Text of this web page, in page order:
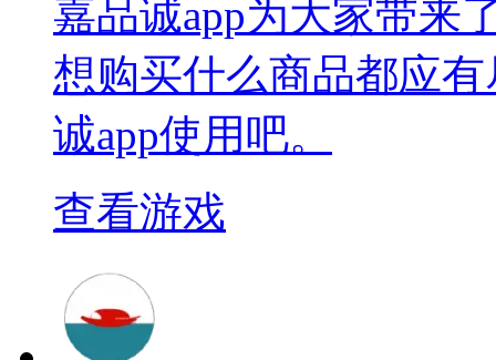
嘉品诚app为大家带来
想购买什么商品都应
诚app使用吧。
查看游戏